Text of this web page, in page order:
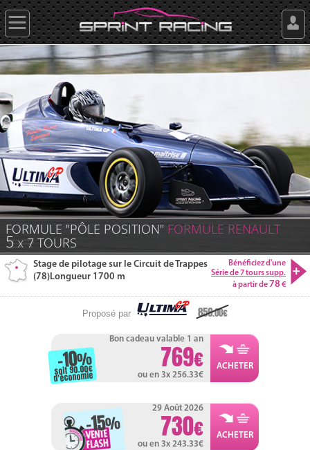
FORMULE "PÔLE POSITION" FORMULE RENAULT
5 X 7 TOURS
Bénéficiez d'une
Série de 7 tours supp.
à partir de 78
Stage de pilotage sur le Circuit de Trappes
(78)Longueur 1700 m
Proposé par 859.00
Bon cadeau valable 1 an
769
ou en 3x 256.33
-10%
soit 90.00
d'économie
29 Août 2026
730
ou en 3x 243.33
-15%